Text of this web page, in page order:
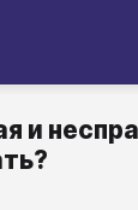
и